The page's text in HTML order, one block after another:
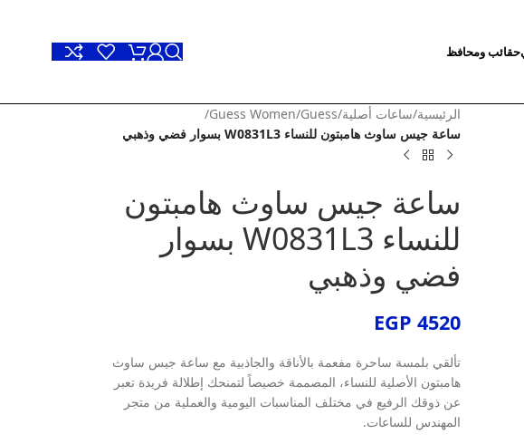
حقائب ومحافظ
الرئيسية/ساعات أصلية/
Guess
/
Guess Women
/
ساعة جيس ساوث هامبتون للنساء W0831L3 بسوار فضي وذهبي
ساعة جيس ساوث هامبتون
للنساء W0831L3 بسوار
فضي وذهبي
EGP 4520
تألقي بلمسة ساحرة مفعمة بالأناقة والجاذبية مع ساعة جيس ساوث
هامبتون الأصلية للنساء، المصممة خصيصاً لتمنحك إطلالة فريدة تعبر
عن ذوقك الرفيع في مختلف المناسبات اليومية والعملية من متجر
المهندس للساعات.